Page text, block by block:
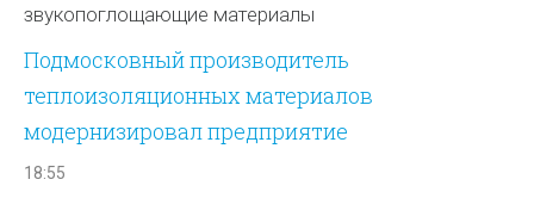
звукопоглощающие материалы
Подмосковный производитель
теплоизоляционных материалов
модернизировал предприятие
18:55